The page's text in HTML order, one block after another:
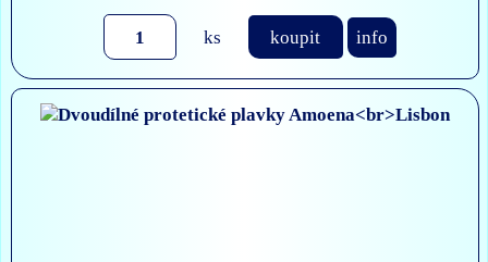
ks koupit info